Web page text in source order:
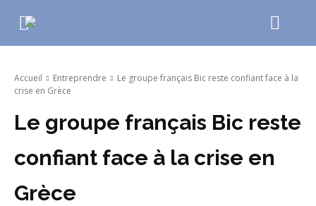
Accueil Entreprendre
Le groupe français Bic reste confiant face à la
crise en Grèce
Le groupe français Bic reste
confiant face à la crise en
Grèce